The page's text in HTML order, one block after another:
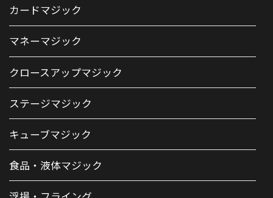
カードマジック
マネーマジック
クロースアップマジック
ステージマジック
キューブマジック
食品・液体マジック